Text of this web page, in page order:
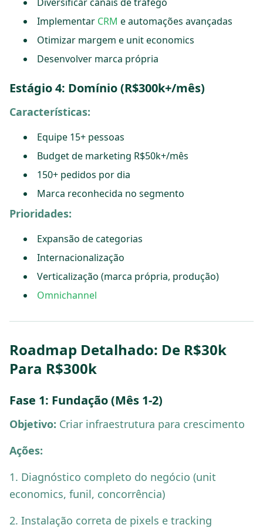
Implementar CRM e automações avançadas
Otimizar margem e unit economics
Desenvolver marca própria
Estágio 4: Domínio (R$300k+/mês)
Características:
Equipe 15+ pessoas
Budget de marketing R$50k+/mês
150+ pedidos por dia
Marca reconhecida no segmento
Prioridades:
Expansão de categorias
Internacionalização
Verticalização (marca própria, produção)
Omnichannel
Roadmap Detalhado: De R$30k
Para R$300k
Fase 1: Fundação (Mês 1-2)
Objetivo: Criar infraestrutura para crescimento
Ações:
1. Diagnóstico completo do negócio (unit
economics, funil, concorrência)
2. Instalação correta de pixels e tracking